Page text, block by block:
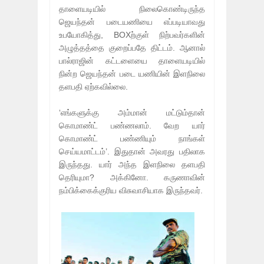
தாளையடியில் நிலைகொண்டிருந்த
ஜெயந்தன் படையணியை எப்படியாவது
உபயோகித்து, BOXற்குள் நிற்பவர்களின்
அழுத்தத்தை குறைப்பதே திட்டம். ஆனால்
பால்ராஜின் கட்டளையை தாளையடியில்
நின்ற ஜெயந்தன் படை யணியின் இளநிலை
தளபதி ஏற்கவில்லை.
‘எங்களுக்கு அம்மான் மட்டும்தான்
கொமாண்ட் பண்ணலாம். வேற யார்
கொமாண்ட் பண்ணியும் நாங்கள்
செய்யமாட்டம்’. இதுதான் அவரது பதிலாக
இருந்தது. யார் அந்த இளநிலை தளபதி
தெரியுமா? அக்கினோ. கருணாவின்
நம்பிக்கைக்குரிய விசுவாசியாக இருந்தவர்.